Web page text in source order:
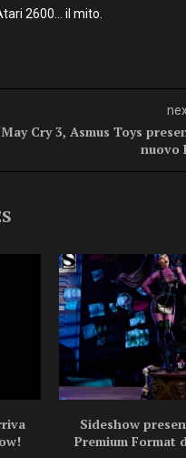
2600… il mito.
Cry 3, Asmus Toys
nuovo
Sideshow
Premium Format